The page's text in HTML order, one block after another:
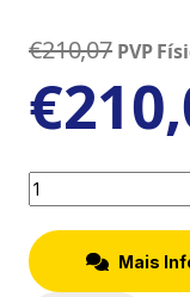
€210,07 PVP
€
Quantity
Mais